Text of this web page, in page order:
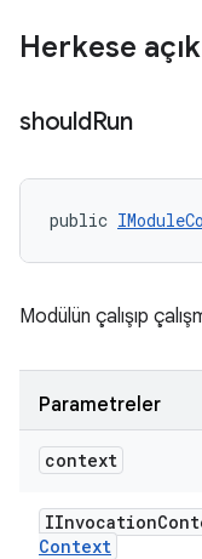
Herkese
shouldRun
public
Modülün çalışıp
Parametreler
context
IInvocation
Context